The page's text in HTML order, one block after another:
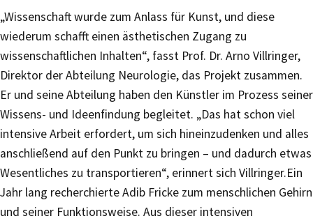
„Wissenschaft wurde zum Anlass für Kunst, und diese
wiederum schafft einen ästhetischen Zugang zu
wissenschaftlichen Inhalten“, fasst Prof. Dr. Arno Villringer,
Direktor der Abteilung Neurologie, das Projekt zusammen.
Er und seine Abteilung haben den Künstler im Prozess seiner
Wissens- und Ideenfindung begleitet. „Das hat schon viel
intensive Arbeit erfordert, um sich hineinzudenken und alles
anschließend auf den Punkt zu bringen – und dadurch etwas
Wesentliches zu transportieren“, erinnert sich Villringer.Ein
Jahr lang recherchierte Adib Fricke zum menschlichen Gehirn
und seiner Funktionsweise. Aus dieser intensiven